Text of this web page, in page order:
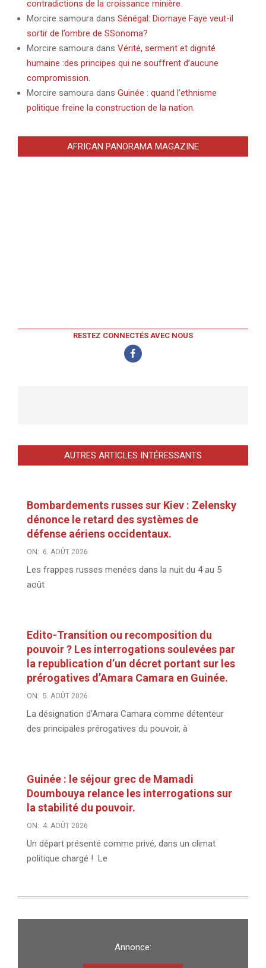
contradictions de la croissance minière.
Morcire samoura dans Sénégal: Diomaye Faye veut-il
sortir de l’ombre de SSonoma?
Morcire samoura dans Vérité, serment et dignité
humaine :des principes qui ne souffrent d’aucune
compromission.
Morcire samoura dans Guinée : quand l’ethnisme
politique freine la construction de la nation.
AFRICAN PANORAMA MAGAZINE
RESTEZ CONNECTÉS AVEC NOUS
AUTRES ARTICLES INTÉRESSANTS
Bombardements russes sur Kiev : Zelensky
dénonce le retard des systèmes de
défense aériens occidentaux.
ON: 6. AOÛT 2026
Les frappes russes menées dans la nuit du 4 au 5
août
Edito-Transition ou recomposition du
pouvoir ? Les interrogations soulevées par
la republication d’un décret portant sur les
prérogatives d’Amara Camara en Guinée.
ON: 5. AOÛT 2026
La désignation d’Amara Camara comme détenteur
des principales prérogatives du pouvoir, à
Guinée : le séjour grec de Mamadi
Doumbouya relance les interrogations sur
la stabilité du pouvoir.
ON: 4. AOÛT 2026
Un départ présenté comme privé, dans un climat
politique chargé ! Le
Annonce: